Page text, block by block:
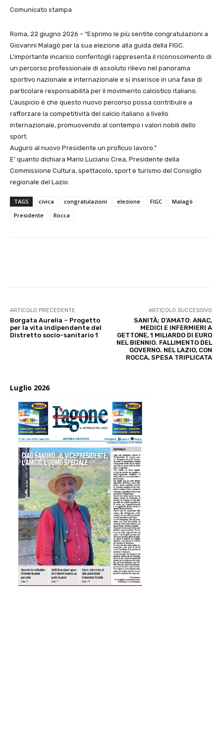
Comunicato stampa
Roma, 22 giugno 2026 – “Esprimo le più sentite congratulazioni a
Giovanni Malagò per la sua elezione alla guida della FIGC.
L’importante incarico conferitogli rappresenta il riconoscimento di
un percorso professionale di assoluto rilievo nel panorama
sportivo nazionale e internazionale e si inserisce in una fase di
particolare responsabilità per il movimento calcistico italiano.
L’auspicio è che questo nuovo percorso possa contribuire a
rafforzare la competitività del calcio italiano a livello
internazionale, promuovendo al contempo i valori nobili dello
sport.
Auguro al nuovo Presidente un proficuo lavoro.”
E’ quanto dichiara Mario Luciano Crea, Presidente della
Commissione Cultura, spettacolo, sport e turismo del Consiglio
regionale del Lazio.
TAGS civica congratulazioni elezione FIGC
Malagò
Presidente
Rocca
ARTICOLO PRECEDENTE
Borgata Aurelia – Progetto
per la vita indipendente del
Distretto socio-sanitario 1
ARTICOLO SUCCESSIVO
SANITÀ; D’AMATO: ANAC,
MEDICI E INFERMIERI A
GETTONE, 1 MILIARDO DI EURO
NEL BIENNIO. FALLIMENTO DEL
GOVERNO. NEL LAZIO, CON
ROCCA, SPESA TRIPLICATA
Luglio 2026